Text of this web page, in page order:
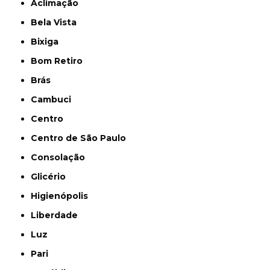
Aclimação
Bela Vista
Bixiga
Bom Retiro
Brás
Cambuci
Centro
Centro de São Paulo
Consolação
Glicério
Higienópolis
Liberdade
Luz
Pari